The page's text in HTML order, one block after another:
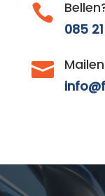

085
